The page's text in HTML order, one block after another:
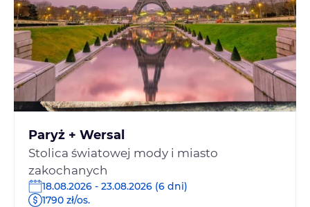
Paryż + Wersal
Stolica światowej mody i miasto
zakochanych
18.08.2026 - 23.08.2026 (6 dni)
1790 zł/os.